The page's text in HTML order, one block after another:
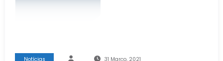
Notícias 31 Março, 2021